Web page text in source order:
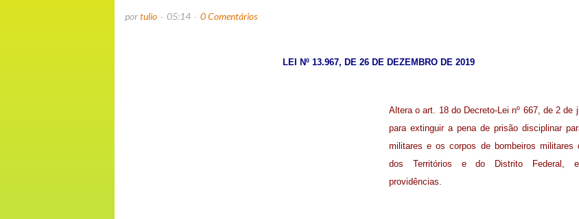
portulio 05:14 0 Comentários
LEI Nº 13.967, DE 26 DE DEZEMBRO DE 2019
Altera o art. 18 do Decreto-Lei nº 667, de 2 de
para extinguir a pena de prisão disciplinar
militares e os corpos de bombeiros militares
dos Territórios e do Distrito Federal,
providências.